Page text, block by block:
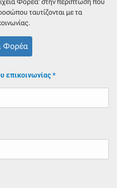
ταυτίζονται με τα
Φορέα
επικοινωνίας *